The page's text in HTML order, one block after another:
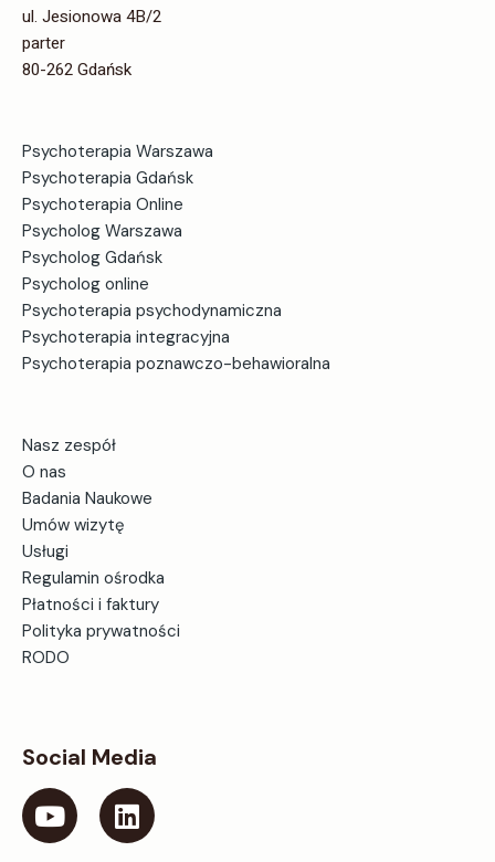
ul. Jesionowa 4B/2
parter
80-262 Gdańsk
Psychoterapia Warszawa
Psychoterapia Gdańsk
Psychoterapia Online
Psycholog Warszawa
Psycholog Gdańsk
Psycholog online
Psychoterapia psychodynamiczna
Psychoterapia integracyjna
Psychoterapia poznawczo-behawioralna
Nasz zespół
O nas
Badania Naukowe
Umów wizytę
Usługi
Regulamin ośrodka
Płatności i faktury
Polityka prywatności
RODO
Social Media